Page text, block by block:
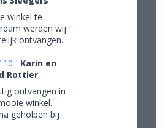
winkel te
werden wij
ontvangen.
om alle
pracht te
en
op advies tot
keuzes te
Omdat we
10
Karin en
Rottier
ontvangen in
winkel.
geholpen bij